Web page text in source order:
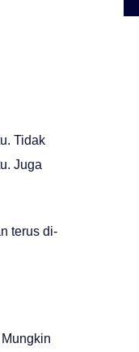
Tidak
Juga
terus di-